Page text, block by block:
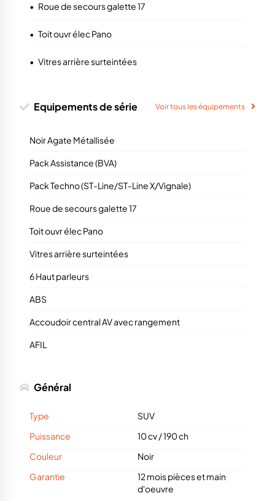
• Roue de secours galette 17
• Toit ouvr élec Pano
• Vitres arrière surteintées
Equipements de série Voir tous les équipements
Noir Agate Métallisée
Pack Assistance (BVA)
Pack Techno (ST-Line/ST-Line X/Vignale)
Roue de secours galette 17
Toit ouvr élec Pano
Vitres arrière surteintées
6 Haut parleurs
ABS
Accoudoir central AV avec rangement
AFIL
Général
Type
SUV
Puissance
10 cv/190 ch
Couleur
Noir
Garantie
12 mois pièces et main
d'oeuvre